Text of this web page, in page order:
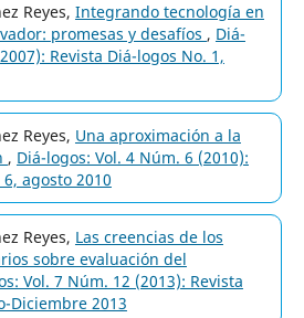
Reyes, Integrando tecnología en
promesas y desafíos , Diá-
Revista Diá-logos No. 1,
Reyes, Una aproximación a la
, Diá-logos: Vol. 4 Núm. 6 (2010):
agosto 2010
Reyes, Las creencias de los
sobre evaluación del
Vol. 7 Núm. 12 (2013): Revista
Diciembre 2013